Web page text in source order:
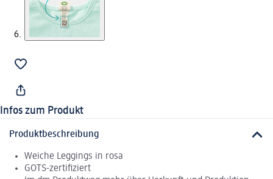
Infos zum Produkt
Produktbeschreibung
Weiche Leggings in rosa
GOTS-zertifiziert